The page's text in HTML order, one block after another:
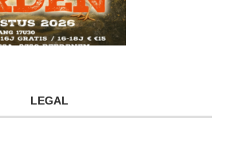
LEGAL